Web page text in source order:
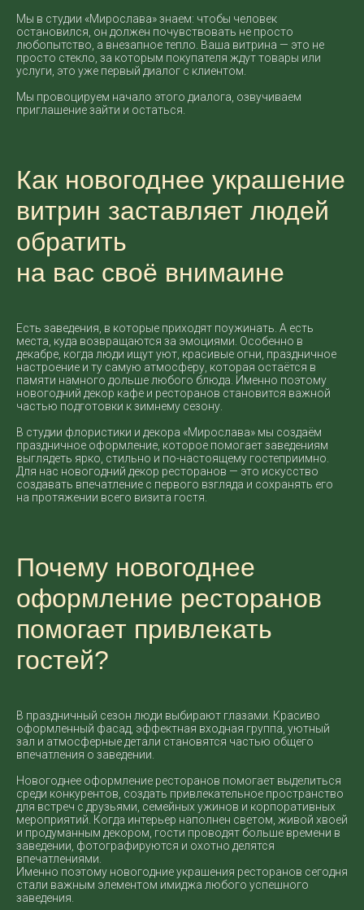
Мы в студии «Мирослава» знаем: чтобы человек
остановился, он должен почувствовать не просто
любопытство, а внезапное тепло. Ваша витрина — это не
просто стекло, за которым покупателя ждут товары или
услуги, это уже первый диалог с клиентом.
Мы провоцируем начало этого диалога, озвучиваем
приглашение зайти и остаться.
Как новогоднее украшение
витрин заставляет людей
обратить
на вас своё внимаине
Есть заведения, в которые приходят поужинать. А есть
места, куда возвращаются за эмоциями. Особенно в
декабре, когда люди ищут уют, красивые огни, праздничное
настроение и ту самую атмосферу, которая остаётся в
памяти намного дольше любого блюда. Именно поэтому
новогодний декор кафе и ресторанов становится важной
частью подготовки к зимнему сезону.
В студии флористики и декора «Мирослава» мы создаём
праздничное оформление, которое помогает заведениям
выглядеть ярко, стильно и по-настоящему гостеприимно.
Для нас новогодний декор ресторанов — это искусство
создавать впечатление с первого взгляда и сохранять его
на протяжении всего визита гостя.
Почему новогоднее
оформление ресторанов
помогает привлекать
гостей?
В праздничный сезон люди выбирают глазами. Красиво
оформленный фасад, эффектная входная группа, уютный
зал и атмосферные детали становятся частью общего
впечатления о заведении.
Новогоднее оформление ресторанов помогает выделиться
среди конкурентов, создать привлекательное пространство
для встреч с друзьями, семейных ужинов и корпоративных
мероприятий. Когда интерьер наполнен светом, живой хвоей
и продуманным декором, гости проводят больше времени в
заведении, фотографируются и охотно делятся
впечатлениями.
Именно поэтому новогодние украшения ресторанов сегодня
стали важным элементом имиджа любого успешного
заведения.